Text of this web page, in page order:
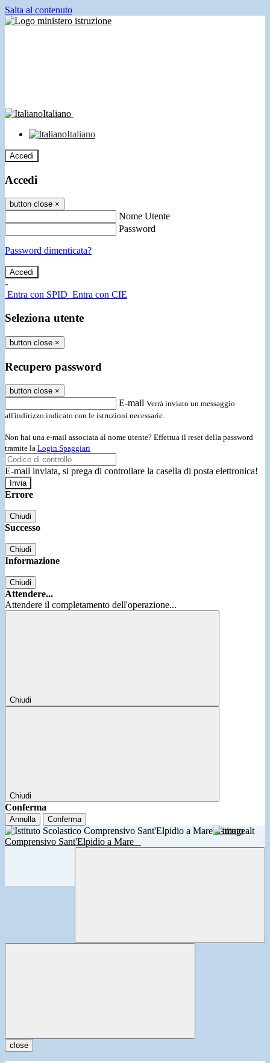
Salta al contenuto
Italiano
Italiano
Accedi
Accedi
button close ×
Nome Utente
Password
Password dimenticata?
-
Entra con SPID Entra con CIE
Seleziona utente
button close ×
Recupero password
button close ×
E-mail Verrà inviato un messaggio
all'indirizzo indicato con le istruzioni necessarie.
Non hai una e-mail associata al nome utente? Effettua il reset della password
tramite la Login Spaggiari
E-mail inviata, si prega di controllare la casella di posta elettronica!
Errore
Chiudi
Successo
Chiudi
Informazione
Chiudi
Attendere...
Attendere il completamento dell'operazione...
Chiudi
Chiudi
Conferma
Annulla Conferma
Istituto
Comprensivo Sant'Elpidio a Mare
close